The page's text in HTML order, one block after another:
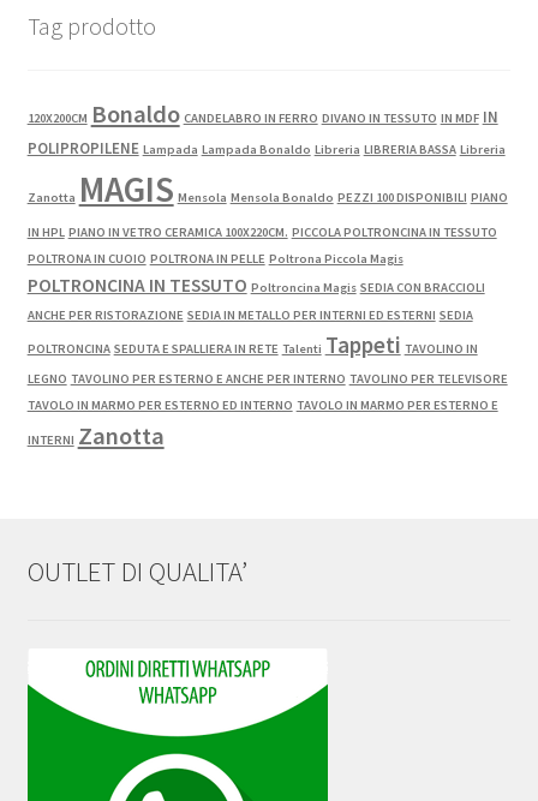
Tag prodotto
120X200CM Bonaldo CANDELABRO IN FERRO DIVANO IN TESSUTO IN MDF IN
POLIPROPILENE Lampada Lampada Bonaldo Libreria LIBRERIA BASSA Libreria
Zanotta MAGIS Mensola Mensola Bonaldo PEZZI 100 DISPONIBILI PIANO
IN HPL PIANO IN VETRO CERAMICA 100X220CM. PICCOLA POLTRONCINA IN TESSUTO
POLTRONA IN CUOIO POLTRONA IN PELLE Poltrona Piccola Magis
POLTRONCINA IN TESSUTO Poltroncina Magis SEDIA CON BRACCIOLI
ANCHE PER RISTORAZIONE SEDIA IN METALLO PER INTERNI ED ESTERNI SEDIA
POLTRONCINA SEDUTA E SPALLIERA IN RETE Talenti Tappeti TAVOLINO IN
LEGNO TAVOLINO PER ESTERNO E ANCHE PER INTERNO TAVOLINO PER TELEVISORE
TAVOLO IN MARMO PER ESTERNO ED INTERNO TAVOLO IN MARMO PER ESTERNO E
INTERNI Zanotta
OUTLET DI QUALITA’